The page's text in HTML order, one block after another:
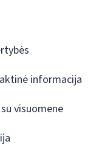
informacija
visuomene